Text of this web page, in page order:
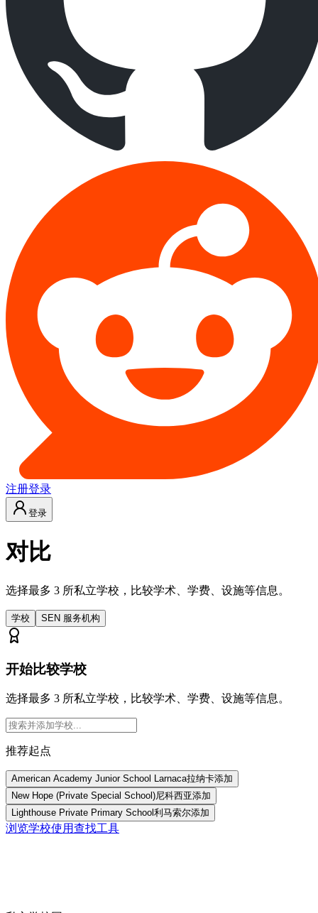
注册登录
登录
对比
选择最多 3 所私立学校，比较学术、学费、设施等信息。
学校 SEN 服务机构
开始比较学校
选择最多 3 所私立学校，比较学术、学费、设施等信息。
推荐起点
American Academy Junior School Larnaca拉纳卡添加
New Hope (Private Special School)尼科西亚添加
Lighthouse Private Primary School 利马索尔添加
浏览学校使用查找工具